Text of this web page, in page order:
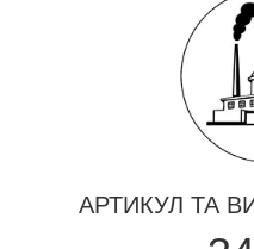
АРТИКУЛ ТА